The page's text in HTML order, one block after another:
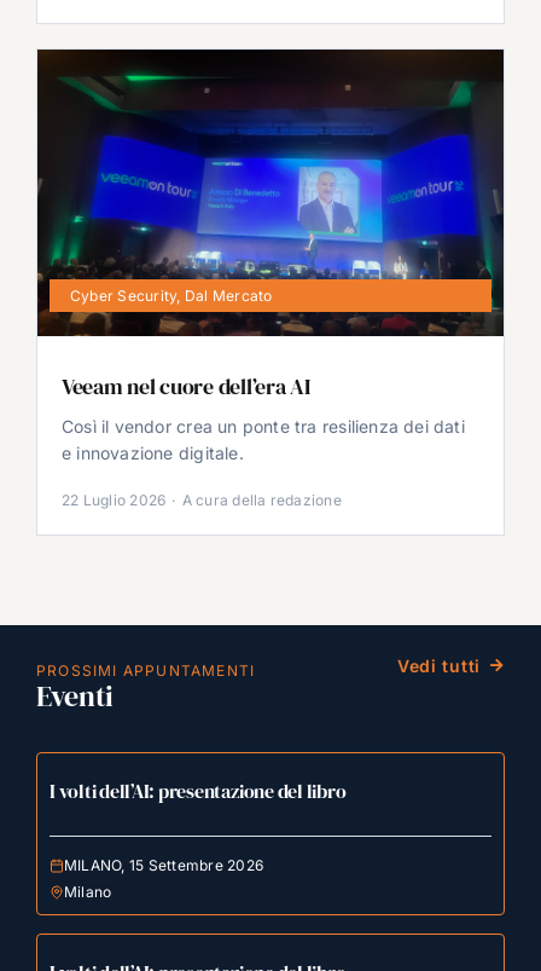
Cyber Security, Dal Mercato
Veeam nel cuore dell’era AI
Così il vendor crea un ponte tra resilienza dei dati
e innovazione digitale.
22 Luglio 2026 · A cura della redazione
PROSSIMI APPUNTAMENTI
Eventi
Vedi tutti
I volti dell’AI: presentazione del libro
MILANO, 15 Settembre 2026
Milano